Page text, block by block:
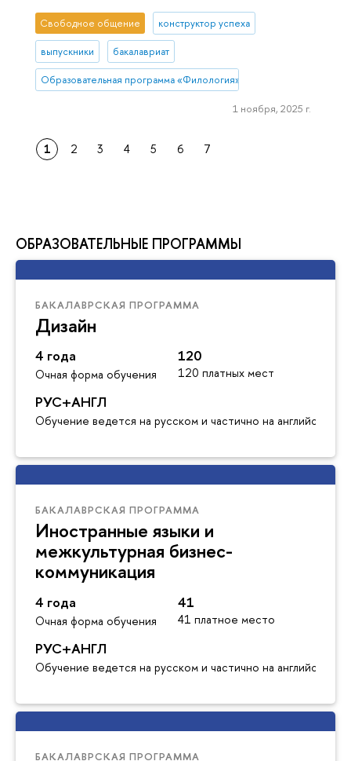
ОБРАЗОВАТЕЛЬНЫЕ ПРОГРАММЫ
БАКАЛАВРСКАЯ ПРОГРАММА
Дизайн
4 года
Очная форма обучения
120
120 платных мест
РУС+АНГЛ
Обучение ведется на русском и частично на английском
БАКАЛАВРСКАЯ ПРОГРАММА
Иностранные языки и
межкультурная бизнес-
коммуникация
4 года
Очная форма обучения
41
41 платное место
РУС+АНГЛ
Обучение ведется на русском и частично на английском
БАКАЛАВРСКАЯ ПРОГРАММА
Свободное общение конструктор успеха
выпускники бакалавриат
Образовательная программа «Филология»
1 ноября, 2025 г.
1 2 3 4 5 6 7